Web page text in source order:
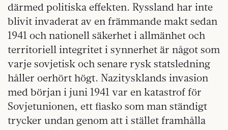
därmed politiska effekten. Ryssland har inte
blivit invaderat av en främmande makt sedan
1941 och nationell säkerhet i allmänhet och
territoriell integritet i synnerhet är något som
varje sovjetisk och senare rysk statsledning
håller oerhört högt. Nazitysklands invasion
med början i juni 1941 var en katastrof för
Sovjetunionen, ett fiasko som man ständigt
trycker undan genom att i stället framhålla